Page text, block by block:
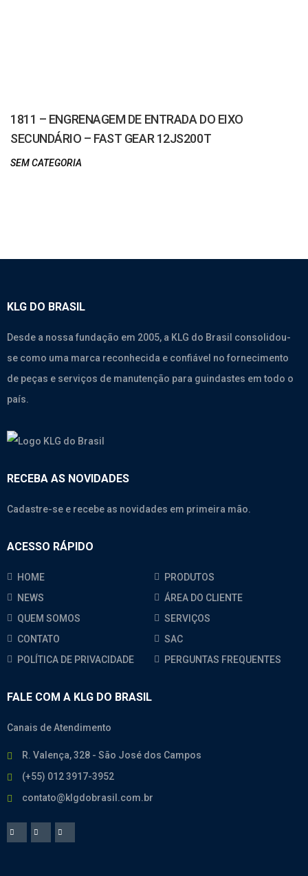
1811 – ENGRENAGEM DE ENTRADA DO EIXO
SECUNDÁRIO – FAST GEAR 12JS200T
SEM CATEGORIA
KLG DO BRASIL
Desde a nossa fundação em 2005, a KLG do Brasil consolidou-
se como uma marca reconhecida e confiável no fornecimento
de peças e serviços de manutenção para guindastes em todo o
país.
RECEBA AS NOVIDADES
Cadastre-se e recebe as novidades em primeira mão.
ACESSO RÁPIDO
HOME
PRODUTOS
NEWS
ÁREA DO CLIENTE
QUEM SOMOS
SERVIÇOS
CONTATO
SAC
POLÍTICA DE PRIVACIDADE
PERGUNTAS FREQUENTES
FALE COM A KLG DO BRASIL
Canais de Atendimento
R. Valença, 328 - São José dos Campos
(+55) 012 3917-3952
contato@klgdobrasil.com.br